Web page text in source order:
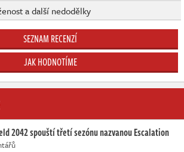
a další nedodělky
SEZNAM RECENZÍ
JAK HODNOTÍME
2042 spouští třetí sezónu nazvanou Escalation